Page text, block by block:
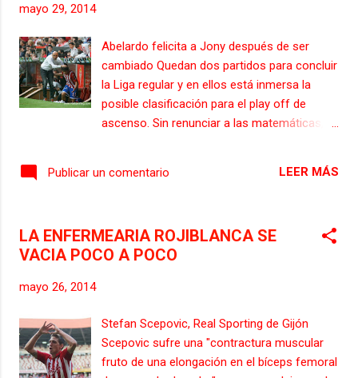
competir, con lo que los plazos de la actual
campaña se le agotan. Su baja para
Zaragoza se suma a las de Hugo Fraile,
Canella, Álex Serrano y Casquero.
mayo 29, 2014
Abelardo felicita a Jony después de ser
cambiado Quedan dos partidos para concluir
la Liga regular y en ellos está inmersa la
posible clasificación para el play off de
ascenso. Sin renunciar a las matemáticas,
todos los plenos fueran favorables, el
más arriba se clasifique, más opciones
tendrá en las eliminatorias en caso de
quedado clasificado. La valoración de las
tarjetas Bajo estos considerandos y el
número teórico de partidos que quedan por
Publicar un comentario LEER MÁS
LA ENFERMEARIA ROJIBLANCA SE
VACIA POCO A POCO
mayo 26, 2014
Stefan Scepovic, Real Sporting de Gijón
Scepovic sufre una "contractura muscular
fruto de una elongación en el bíceps femoral